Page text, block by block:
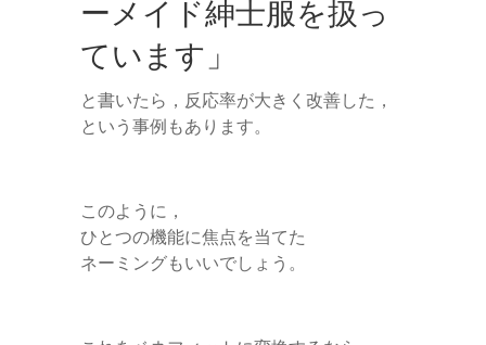
ーメイド紳士服を扱っ
ています」
と書いたら，反応率が大きく改善した，
という事例もあります。
このように，
ひとつの機能に焦点を当てた
ネーミングもいいでしょう。